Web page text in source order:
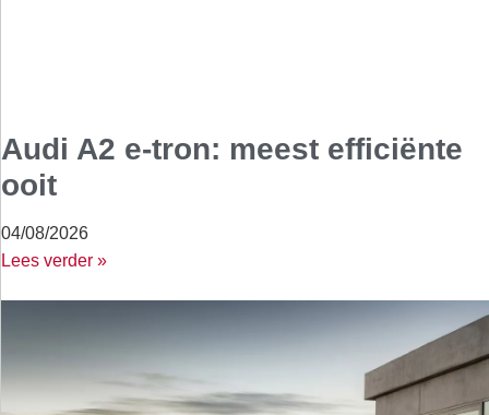
Audi A2 e-tron: meest efficiënte
ooit
04/08/2026
Lees verder »